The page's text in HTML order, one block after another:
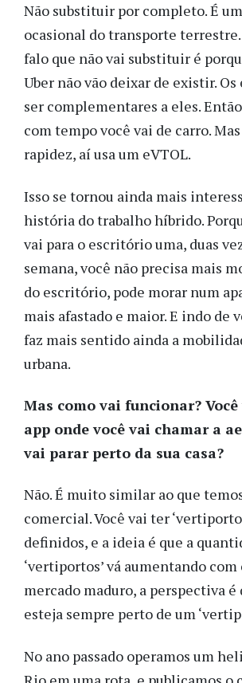
Não substituir por completo. É
ocasional do transporte terrestre.
falo que não vai substituir é
Uber não vão deixar de existir. Os
ser complementares a eles.
com tempo você vai de carro.
rapidez, aí usa um eVTOL.
Isso se tornou ainda mais
história do trabalho híbrido.
vai para o escritório uma, duas
semana, você não precisa mais
do escritório, pode morar num
mais afastado e maior. E indo de
faz mais sentido ainda a
urbana.
Mas como vai funcionar?
app onde você vai chamar a
vai parar perto da sua casa?
Não. É muito similar ao que
comercial. Você vai ter
definidos, e a ideia é que a
‘vertiportos’ vá aumentando
mercado maduro, a perspectiva é
esteja sempre perto de um
No ano passado operamos um